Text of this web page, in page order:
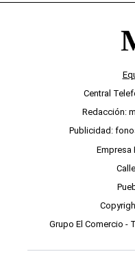
Central
Redacción:
Publicidad:
Empresa
Grupo El Comercio -